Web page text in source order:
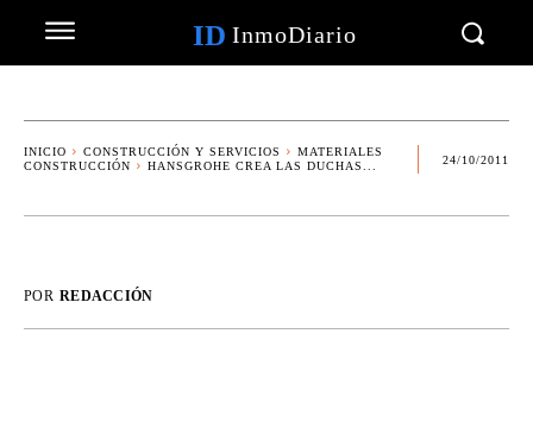
ID InmoDiario
INICIO CONSTRUCCIÓN Y SERVICIOS
MATERIALES
CONSTRUCCIÓN
HANSGROHE CREA LAS DUCHAS...
24/10/2011
POR REDACCIÓN